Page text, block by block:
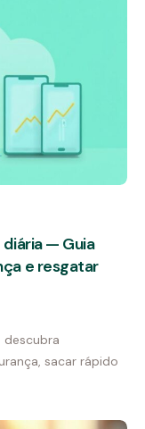
diária — Guia
e resgatar
descubra
sacar rápido